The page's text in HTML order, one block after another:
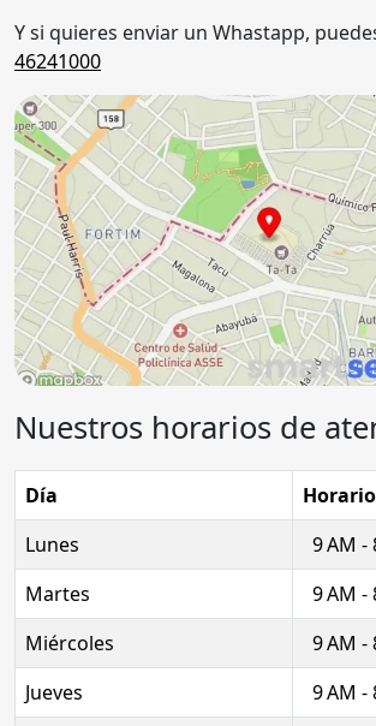
Y si quieres enviar un Whastapp,
46241000
Nuestros horarios de
Día
Lunes
9 AM -
Martes
9 AM -
Miércoles
9 AM -
Jueves
9 AM -